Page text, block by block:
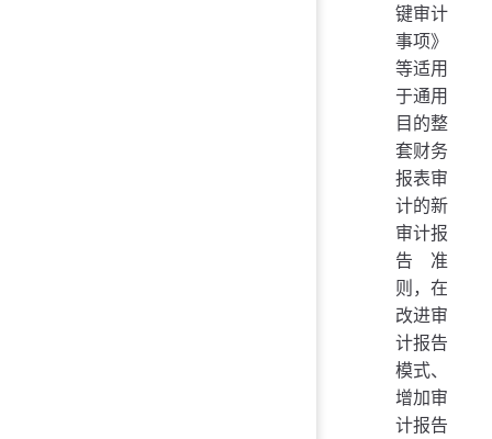
键审计
事项》
等适用
于通用
目的整
套财务
报表审
计的新
审计报
告准
则，在
改进审
计报告
模式、
增加审
计报告